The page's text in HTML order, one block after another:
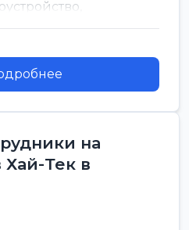
от ...
на
Тек в